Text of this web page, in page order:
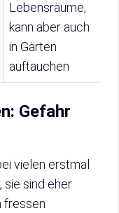
Lebensräume,
kann aber auch
in Gärten
auftauchen
Gefahr
vielen erstmal
sie sind eher
fressen